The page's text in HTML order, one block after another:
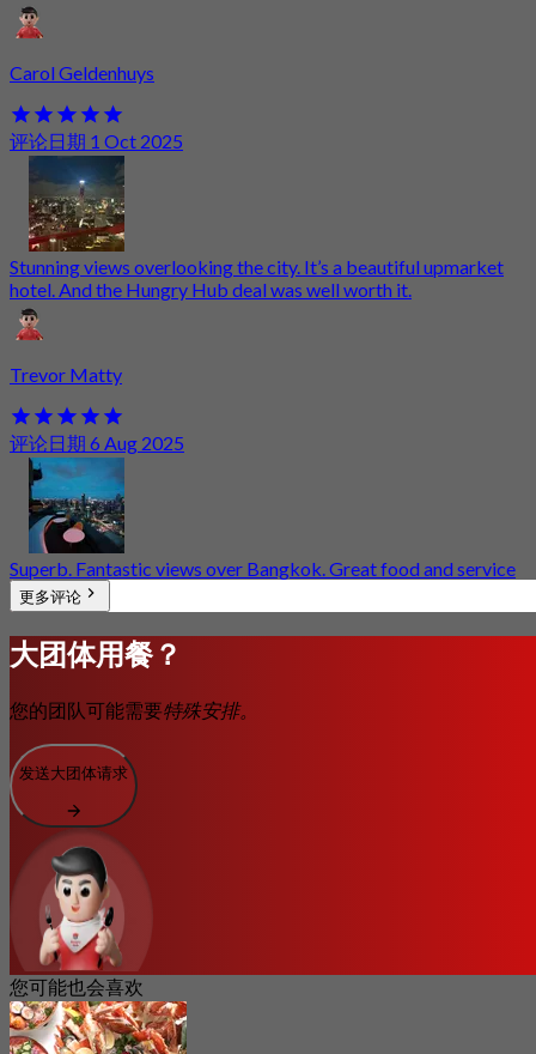
Carol Geldenhuys
评论日期 1 Oct 2025
Stunning views overlooking the city. It’s a beautiful upmarket
hotel. And the Hungry Hub deal was well worth it.
Trevor Matty
评论日期 6 Aug 2025
Superb. Fantastic views over Bangkok. Great food and service
更多评论
大团体用餐？
您的团队可能需要特殊安排。
发送大团体请求
您可能也会喜欢